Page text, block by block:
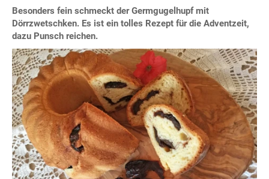
Besonders fein schmeckt der Germgugelhupf mit
Dörrzwetschken. Es ist ein tolles Rezept für die Adventzeit,
dazu Punsch reichen.